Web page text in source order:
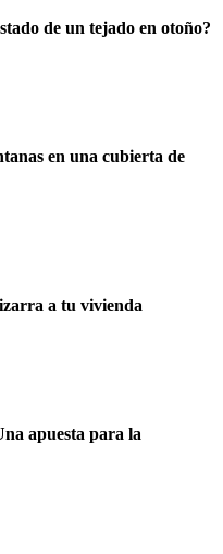
de un tejado en otoño?
en una cubierta de
a tu vivienda
apuesta para la